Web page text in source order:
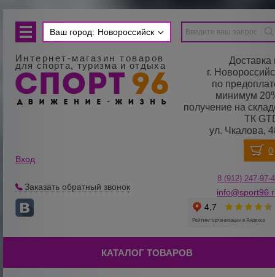
Ваш город: Новороссийск
Интернет-магазин товаров
для спорта, туризма и отдыха
Доставка
г.
по
минимум
получение на
ТК
ул. Чкалова,
Вход
Заказать обратный звонок
8 (912) 247-97-
КАТАЛОГ ТОВАРОВ